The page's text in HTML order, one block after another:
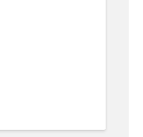
as she
Studio,
it simple to
In
Reactor
into building